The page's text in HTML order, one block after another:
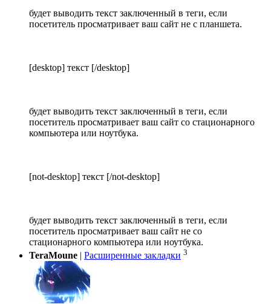
будет выводить текст заключенный в теги, если
посетитель просматривает ваш сайт не с планшета.
[desktop] текст [/desktop]
будет выводить текст заключенный в теги, если
посетитель просматривает ваш сайт со стационарного
компьютера или ноутбука.
[not-desktop] текст [/not-desktop]
будет выводить текст заключенный в теги, если
посетитель просматривает ваш сайт не со
стационарного компьютера или ноутбука.
TeraMoune | Расширенные закладки 3